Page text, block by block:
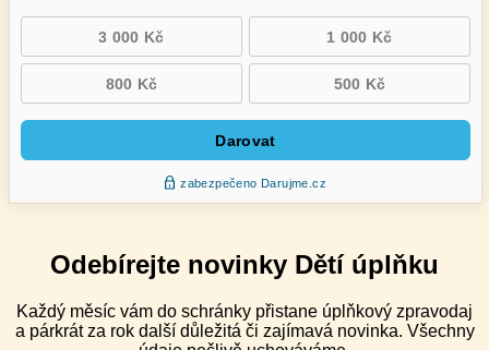
Odebírejte novinky Dětí úplňku
Každý měsíc vám do schránky přistane úplňkový zpravodaj
a párkrát za rok další důležitá či zajímavá novinka. Všechny